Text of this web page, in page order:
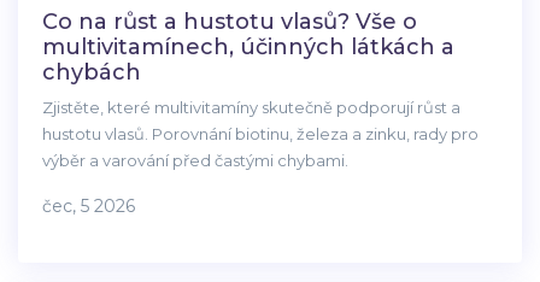
Co na růst a hustotu vlasů? Vše o
multivitamínech, účinných látkách a
chybách
Zjistěte, které multivitamíny skutečně podporují růst a
hustotu vlasů. Porovnání biotinu, železa a zinku, rady pro
výběr a varování před častými chybami.
čec, 5 2026